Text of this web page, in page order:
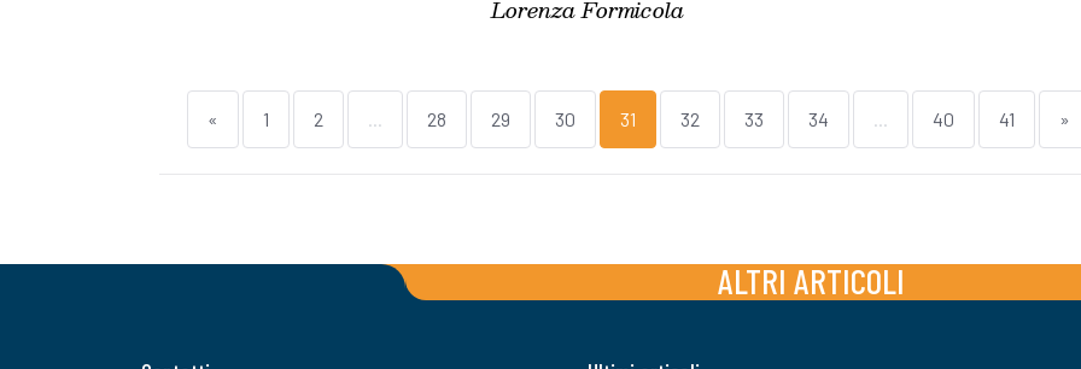
Lorenza Formicola
« 1 2 ... 28 29 30 31 32 33 34 ... 40 41 »
ALTRI ARTICOLI